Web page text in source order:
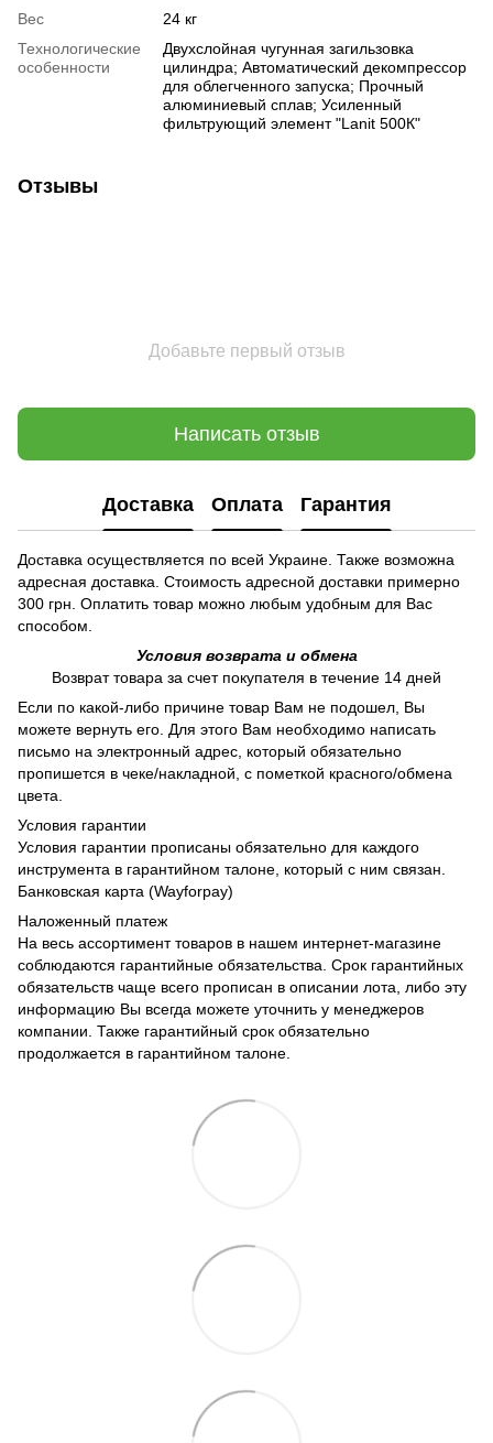
Вес
24 кг
Технологические
особенности
Двухслойная чугунная загильзовка
цилиндра; Автоматический декомпрессор
для облегченного запуска; Прочный
алюминиевый сплав; Усиленный
фильтрующий элемент "Lanit 500К"
Отзывы
Добавьте первый отзыв
Написать отзыв
Доставка Оплата Гарантия
Доставка осуществляется по всей Украине. Также возможна
адресная доставка. Стоимость адресной доставки примерно
300 грн. Оплатить товар можно любым удобным для Вас
способом.
Условия возврата и обмена
Возврат товара за счет покупателя в течение 14 дней
Если по какой-либо причине товар Вам не подошел, Вы
можете вернуть его. Для этого Вам необходимо написать
письмо на электронный адрес, который обязательно
пропишется в чеке/накладной, с пометкой красного/обмена
цвета.
Условия гарантии
Условия гарантии прописаны обязательно для каждого
инструмента в гарантийном талоне, который с ним связан.
Банковская карта (Wayforpay)
Наложенный платеж
На весь ассортимент товаров в нашем интернет-магазине
соблюдаются гарантийные обязательства. Срок гарантийных
обязательств чаще всего прописан в описании лота, либо эту
информацию Вы всегда можете уточнить у менеджеров
компании. Также гарантийный срок обязательно
продолжается в гарантийном талоне.